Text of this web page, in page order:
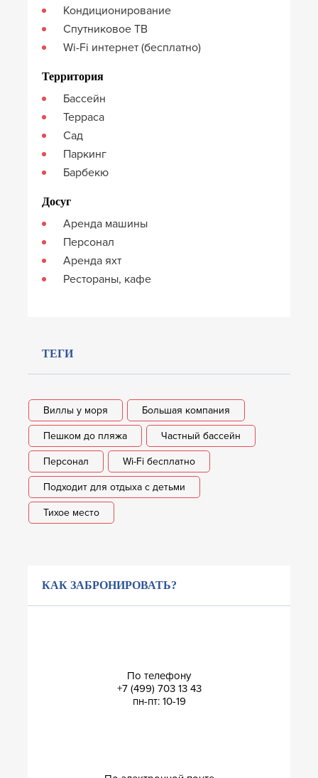
Кондиционирование
Спутниковое ТВ
Wi-Fi интернет (бесплатно)
Территория
Бассейн
Терраса
Сад
Паркинг
Барбекю
Досуг
Аренда машины
Персонал
Аренда яхт
Рестораны, кафе
ТЕГИ
Виллы у моря Большая компания
Пешком до пляжа Частный бассейн
Персонал Wi-Fi бесплатно
Подходит для отдыха с детьми
Тихое место
КАК ЗАБРОНИРОВАТЬ?
По телефону
+7 (499) 703 13 43
пн-пт: 10-19